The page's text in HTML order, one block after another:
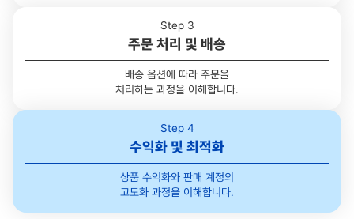
Step 3
주문 처리 및 배송
배송 옵션에 따라 주문을
처리하는 과정을 이해합니다.
Step 4
수익화 및 최적화
상품 수익화와 판매 계정의
고도화 과정을 이해합니다.